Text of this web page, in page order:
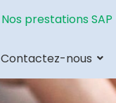
Nos prestations SAP
Contactez-nous